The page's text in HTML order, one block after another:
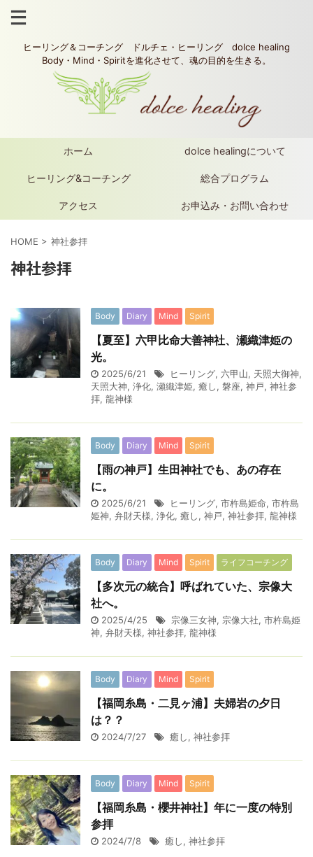
ヒーリング＆コーチング ドルチェ・ヒーリング dolce healing
Body・Mind・Spiritを進化させて、魂の目的を生きる。
ホーム dolce healingについて
ヒーリング&コーチング 総合プログラム
アクセス お申込み・お問い合わせ
HOME > 神社参拝
神社参拝
Body Diary Mind Spirit
【夏至】六甲比命大善神社、瀬織津姫の
光。
2025/6/21 ヒーリング, 六甲山, 天照大御神,
天照大神, 浄化, 瀬織津姫, 癒し, 磐座, 神戸, 神社参
拝, 龍神様
Body Diary Mind Spirit
【雨の神戸】生田神社でも、あの存在
に。
2025/6/21 ヒーリング, 市杵島姫命, 市杵島
姫神, 弁財天様, 浄化, 癒し, 神戸, 神社参拝, 龍神様
Body Diary Mind Spirit ライフコーチング
【多次元の統合】呼ばれていた、宗像大
社へ。
2025/4/25 宗像三女神, 宗像大社, 市杵島姫
神, 弁財天様, 神社参拝, 龍神様
Body Diary Mind Spirit
【福岡糸島・二見ヶ浦】夫婦岩の夕日
は？？
2024/7/27 癒し, 神社参拝
Body Diary Mind Spirit
【福岡糸島・櫻井神社】年に一度の特別
参拝
2024/7/8 癒し, 神社参拝